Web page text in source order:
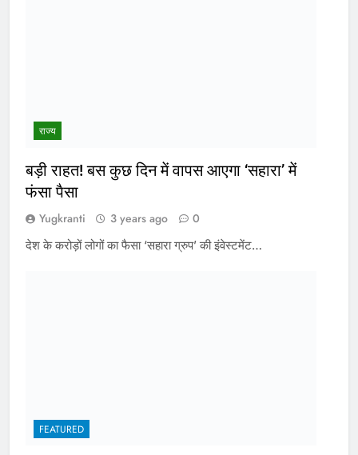
राज्य
बड़ी राहत! बस कुछ दिन में वापस आएगा ‘सहारा’ में
फंसा पैसा
Yugkranti 3 years ago 0
देश के करोड़ों लोगों का फैसा ‘सहारा ग्रुप’ की इंवेस्टमेंट…
FEATURED